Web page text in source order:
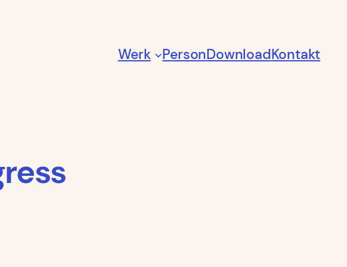
Werk PersonDownloadKontakt